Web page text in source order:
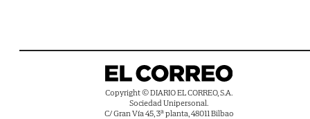
Copyright © DIARIO EL CORREO, S.A.
Sociedad Unipersonal.
C/ Gran Vía 45, 3ª planta, 48011 Bilbao